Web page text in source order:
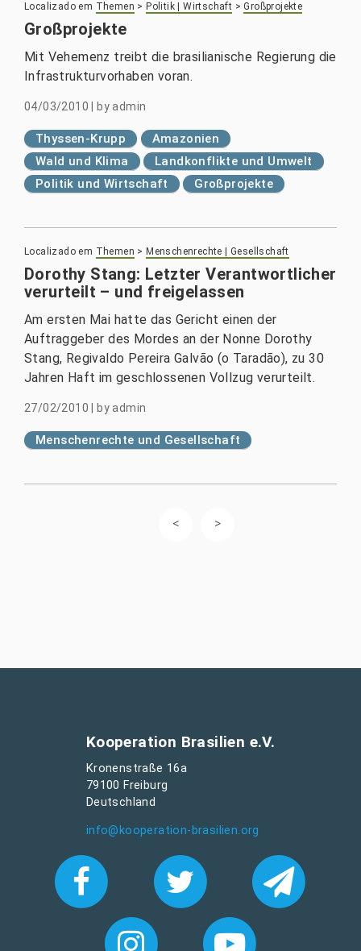
Localizado em Themen > Politik | Wirtschaft >Großprojekte
Großprojekte
Mit Vehemenz treibt die brasilianische Regierung die
Infrastrukturvorhaben voran.
04/03/2010 byadmin
Thyssen-Krupp
Amazonien
Wald und Klima
Landkonflikte und Umwelt
Politik und Wirtschaft
Großprojekte
Localizado em Themen > Menschenrechte | Gesellschaft
Dorothy Stang: Letzter Verantwortlicher
verurteilt – und freigelassen
Am ersten Mai hatte das Gericht einen der
Auftraggeber des Mordes an der Nonne Dorothy
Stang, Regivaldo Pereira Galvão (o Taradão), zu 30
Jahren Haft im geschlossenen Vollzug verurteilt.
27/02/2010 byadmin
Menschenrechte und Gesellschaft
Kooperation Brasilien e.V.
Kronenstraße 16a
79100 Freiburg
Deutschland
info@kooperation-brasilien.org